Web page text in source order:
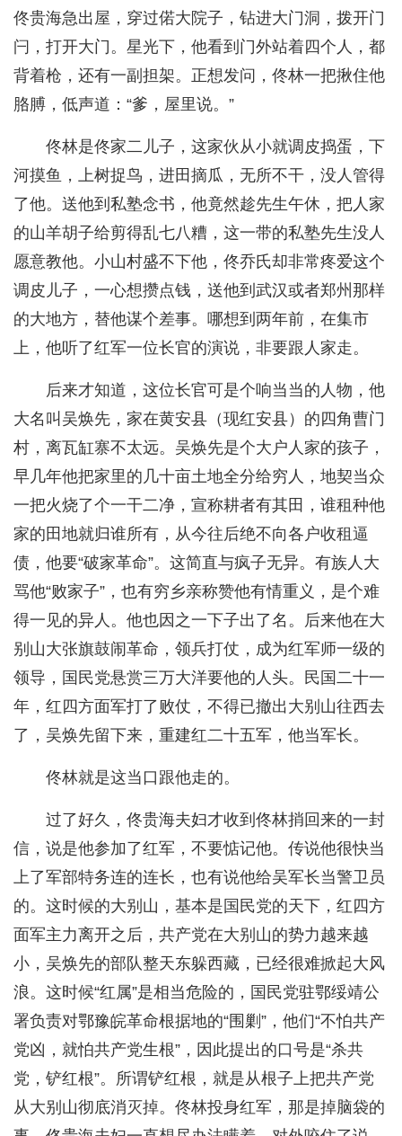
佟贵海急出屋，穿过偌大院子，钻进大门洞，拨开门
闩，打开大门。星光下，他看到门外站着四个人，都
背着枪，还有一副担架。正想发问，佟林一把揪住他
胳膊，低声道：“爹，屋里说。”
佟林是佟家二儿子，这家伙从小就调皮捣蛋，下
河摸鱼，上树捉鸟，进田摘瓜，无所不干，没人管得
了他。送他到私塾念书，他竟然趁先生午休，把人家
的山羊胡子给剪得乱七八糟，这一带的私塾先生没人
愿意教他。小山村盛不下他，佟乔氏却非常疼爱这个
调皮儿子，一心想攒点钱，送他到武汉或者郑州那样
的大地方，替他谋个差事。哪想到两年前，在集市
上，他听了红军一位长官的演说，非要跟人家走。
后来才知道，这位长官可是个响当当的人物，他
大名叫吴焕先，家在黄安县（现红安县）的四角曹门
村，离瓦缸寨不太远。吴焕先是个大户人家的孩子，
早几年他把家里的几十亩土地全分给穷人，地契当众
一把火烧了个一干二净，宣称耕者有其田，谁租种他
家的田地就归谁所有，从今往后绝不向各户收租逼
债，他要“破家革命”。这简直与疯子无异。有族人大
骂他“败家子”，也有穷乡亲称赞他有情重义，是个难
得一见的异人。他也因之一下子出了名。后来他在大
别山大张旗鼓闹革命，领兵打仗，成为红军师一级的
领导，国民党悬赏三万大洋要他的人头。民国二十一
年，红四方面军打了败仗，不得已撤出大别山往西去
了，吴焕先留下来，重建红二十五军，他当军长。
佟林就是这当口跟他走的。
过了好久，佟贵海夫妇才收到佟林捎回来的一封
信，说是他参加了红军，不要惦记他。传说他很快当
上了军部特务连的连长，也有说他给吴军长当警卫员
的。这时候的大别山，基本是国民党的天下，红四方
面军主力离开之后，共产党在大别山的势力越来越
小，吴焕先的部队整天东躲西藏，已经很难掀起大风
浪。这时候“红属”是相当危险的，国民党驻鄂绥靖公
署负责对鄂豫皖革命根据地的“围剿”，他们“不怕共产
党凶，就怕共产党生根”，因此提出的口号是“杀共
党，铲红根”。所谓铲红根，就是从根子上把共产党
从大别山彻底消灭掉。佟林投身红军，那是掉脑袋的